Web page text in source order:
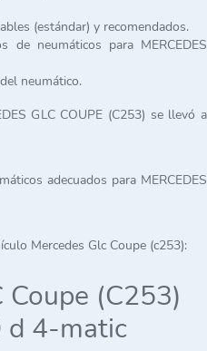
(estándar) y recomendados.
de neumáticos para MERCEDES
neumático.
GLC COUPE (C253) se llevó a
adecuados para MERCEDES
Mercedes Glc Coupe (c253):
Coupe (C253)
4-matic